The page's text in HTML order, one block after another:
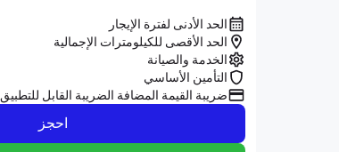
الحد الأدنى لفترة الإيجار
الحد الأقصى للكيلومترات الإجمالية
الخدمة والصيانة
التأمين الأساسي
ضريبة القيمة المضافة الضريبة القابل للتطبيق
احجز